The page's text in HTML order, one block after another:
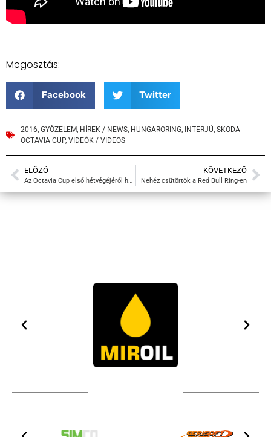
Megosztás:
Facebook Twitter
2016 GYŐZELEM HÍREK / NEWS HUNGARORING INTERJÚ SKODA
OCTAVIA CUP, VIDEÓK / VIDEOS
ELŐZŐ
Az Octavia Cup első hétvégéjéről hoztunk videókat
KÖVETKEZŐ
Nehéz csütörtök a Red Bull Ring-en